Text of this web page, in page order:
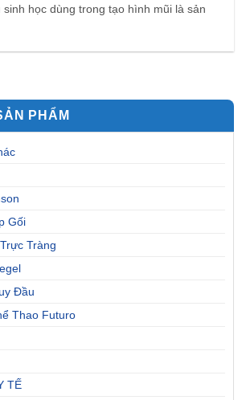
sinh học dùng trong tạo hình mũi là sản
PHẨM
Gối
Tràng
Đầu
Thao Futuro
TẾ